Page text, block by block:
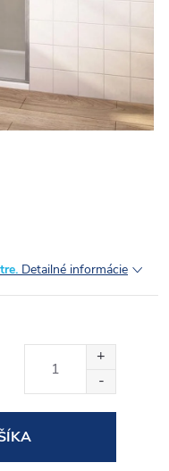
Detailné informácie